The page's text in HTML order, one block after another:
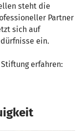
steht die
Partner
sich auf
ein.
erfahren: